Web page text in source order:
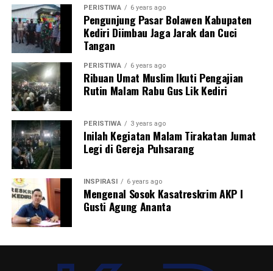
Menurutnya, penggunaan sistem pembayaran digital
juga dapat membantu pelaku usaha meningkatkan
pelayanan kepada konsumen sekaligus mengikuti
perkembangan ekonomi berbasis teknologi.
Kegiatan sosialisasi QRIS tersebut diikuti oleh pelaku
UMKM Kelurahan Bangsal dengan antusias. Para peserta
mendapatkan pendampingan terkait proses pembuatan
dan pemanfaatan QRIS dalam aktivitas usaha sehari-
hari.
Melalui kegiatan tersebut, Polsek Pesantren berharap
sinergi antara kepolisian, pemerintah kelurahan,
perguruan tinggi, dan masyarakat terus terjalin dalam
menciptakan lingkungan yang aman sekaligus
PERISTIWA 6 years ago
Pengunjung Pasar Bolawen Kabupaten
Kediri Diimbau Jaga Jarak dan Cuci
Tangan
PERISTIWA 6 years ago
Ribuan Umat Muslim Ikuti Pengajian
Rutin Malam Rabu Gus Lik Kediri
PERISTIWA 3 years ago
Inilah Kegiatan Malam Tirakatan Jumat
Legi di Gereja Puhsarang
INSPIRASI 6 years ago
Mengenal Sosok Kasatreskrim AKP I
Gusti Agung Ananta